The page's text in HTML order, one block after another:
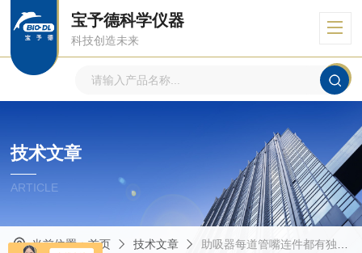
宝予德科学仪器
科技创造未来
技术文章
ARTICLE
当前位置：首页 技术文章 助吸器每道管嘴连件都有独立的活塞装置